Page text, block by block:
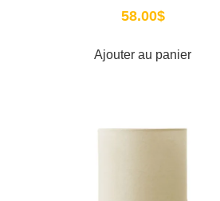
58.00$
Ajouter au panier